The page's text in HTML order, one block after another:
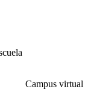
Campus virtual